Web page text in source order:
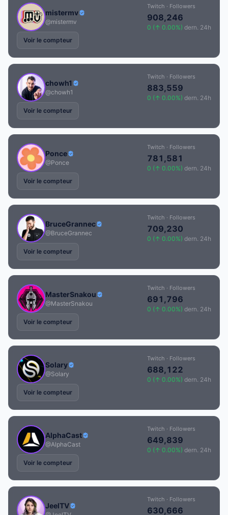
mistermv
@mistermv
Twitch · Followers
908,246
0 (↑ 0.00%) dern. 24h
Voir le compteur
chowh1
@chowh1
Twitch · Followers
883,559
0 (↑ 0.00%) dern. 24h
Voir le compteur
Ponce
@Ponce
Twitch · Followers
781,581
0 (↑ 0.00%) dern. 24h
Voir le compteur
BruceGrannec
@BruceGrannec
Twitch · Followers
709,230
0 (↑ 0.00%) dern. 24h
Voir le compteur
MasterSnakou
@MasterSnakou
Twitch · Followers
691,796
0 (↑ 0.00%) dern. 24h
Voir le compteur
Solary
@Solary
Twitch · Followers
688,122
0 (↑ 0.00%) dern. 24h
Voir le compteur
AlphaCast
@AlphaCast
Twitch · Followers
649,839
0 (↑ 0.00%) dern. 24h
Voir le compteur
JeelTV
Twitch · Followers
630,666